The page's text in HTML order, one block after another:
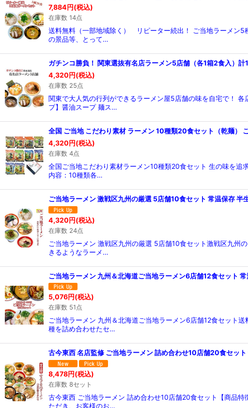
7,884円(税込)
在庫数 14点
送料無料（一部地域除く） リピーター続出！ ご当地ラーメン
の景品等、とって…
ガチンコ勝負！ 関東選抜有名店ラーメン5店舗（各1箱2食入）計
4,320円(税込)
在庫数 25点
関東で大人気の行列ができるラーメン屋5店舗の味を自宅で！
プ】醤油スープ 麺ス…
全国 ご当地 こだわり素材 ラーメン 10種類20食セット（乾麺）
4,320円(税込)
在庫数 4点
全国ご当地こだわり素材ラーメン10種類20食セット 生の味を追
内容：10種類各…
ご当地ラーメン 激戦区九州の厳選 5店舗10食セット 常温保存 半
4,320円(税込)
在庫数 24点
ご当地ラーメン 激戦区九州の厳選 5店舗10食セット激戦区九州
きるようなラーメ…
ご当地ラーメン 九州＆北海道ご当地ラーメン6店舗12食セット
5,076円(税込)
在庫数 51点
ご当地ラーメン 九州＆北海道ご当地ラーメン6店舗12食セット
種を詰め合わせたセ…
古今東西 名店監修 ご当地ラーメン 詰め合わせ10店舗20食セット
8,478円(税込)
在庫数 8セット
古今東西 ご当地ラーメン 詰め合わせ10店舗20食セット【商品
ただき、お客様のお…